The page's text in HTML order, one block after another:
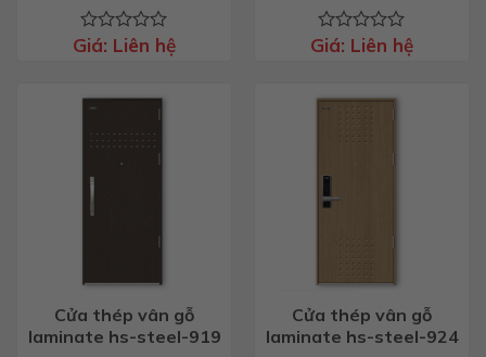
Được
0
sao
Giá: Liên hệ
Được
0
5
sao
Giá: Liên hệ
Cửa thép vân gỗ
laminate hs-steel-919
Cửa thép vân gỗ
laminate hs-steel-924